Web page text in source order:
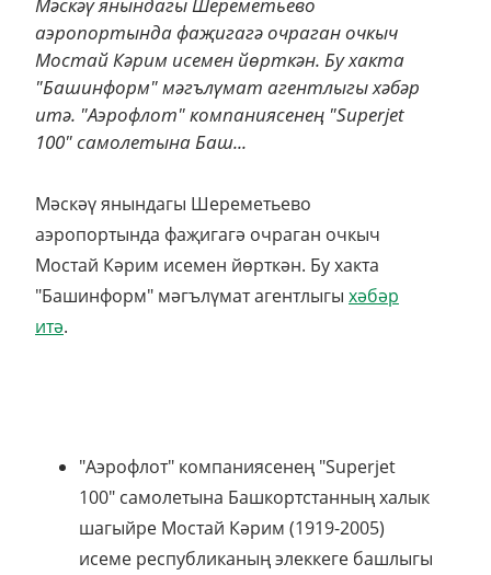
аэропортында фаҗигагә очраган очкыч
Мостай Кәрим исемен йөрткән. Бу хакта
"Башинформ" мәгълүмат агентлыгы хәбәр
итә. "Аэрофлот" компаниясенең "Superjet
100" самолетына Баш...
Мәскәү янындагы Шереметьево
аэропортында фаҗигагә очраган очкыч
Мостай Кәрим исемен йөрткән. Бу хакта
"Башинформ" мәгълүмат агентлыгы хәбәр
итә.
"Аэрофлот" компаниясенең "Superjet
100" самолетына Башкортстанның халык
шагыйре Мостай Кәрим (1919-2005)
исеме республиканың элеккеге башлыгы